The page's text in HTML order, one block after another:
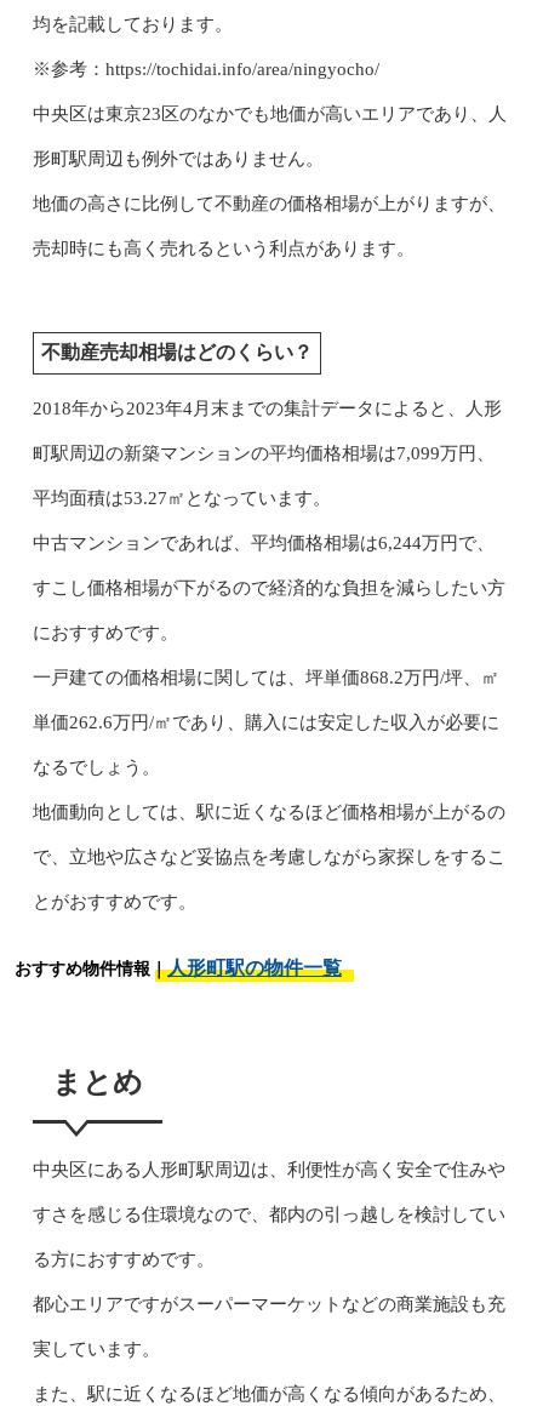
均を記載しております。
※参考：https://tochidai.info/area/ningyocho/
中央区は東京23区のなかでも地価が高いエリアであり、人
形町駅周辺も例外ではありません。
地価の高さに比例して不動産の価格相場が上がりますが、
売却時にも高く売れるという利点があります。
不動産売却相場はどのくらい？
2018年から2023年4月末までの集計データによると、人形
町駅周辺の新築マンションの平均価格相場は7,099万円、
平均面積は53.27㎡となっています。
中古マンションであれば、平均価格相場は6,244万円で、
すこし価格相場が下がるので経済的な負担を減らしたい方
におすすめです。
一戸建ての価格相場に関しては、坪単価868.2万円/坪、㎡
単価262.6万円/㎡であり、購入には安定した収入が必要に
なるでしょう。
地価動向としては、駅に近くなるほど価格相場が上がるの
で、立地や広さなど妥協点を考慮しながら家探しをするこ
とがおすすめです。
おすすめ物件情報｜人形町駅の物件一覧
まとめ
中央区にある人形町駅周辺は、利便性が高く安全で住みや
すさを感じる住環境なので、都内の引っ越しを検討してい
る方におすすめです。
都心エリアですがスーパーマーケットなどの商業施設も充
実しています。
また、駅に近くなるほど地価が高くなる傾向があるため、